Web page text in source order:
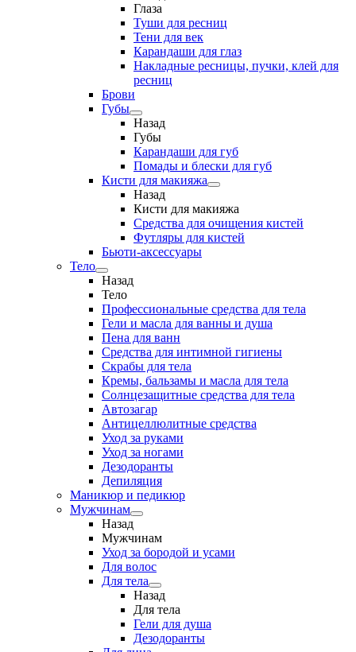
Глаза
Туши для ресниц
Тени для век
Карандаши для глаз
Накладные ресницы, пучки, клей для
ресниц
Брови
Губы
Назад
Губы
Карандаши для губ
Помады и блески для губ
Кисти для макияжа
Назад
Кисти для макияжа
Средства для очищения кистей
Футляры для кистей
Бьюти-аксессуары
Тело
Назад
Тело
Профессиональные средства для тела
Гели и масла для ванны и душа
Пена для ванн
Средства для интимной гигиены
Скрабы для тела
Кремы, бальзамы и масла для тела
Солнцезащитные средства для тела
Автозагар
Антицеллюлитные средства
Уход за руками
Уход за ногами
Дезодоранты
Депиляция
Маникюр и педикюр
Мужчинам
Назад
Мужчинам
Уход за бородой и усами
Для волос
Для тела
Назад
Для тела
Гели для душа
Дезодоранты